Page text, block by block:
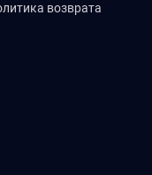
возврата